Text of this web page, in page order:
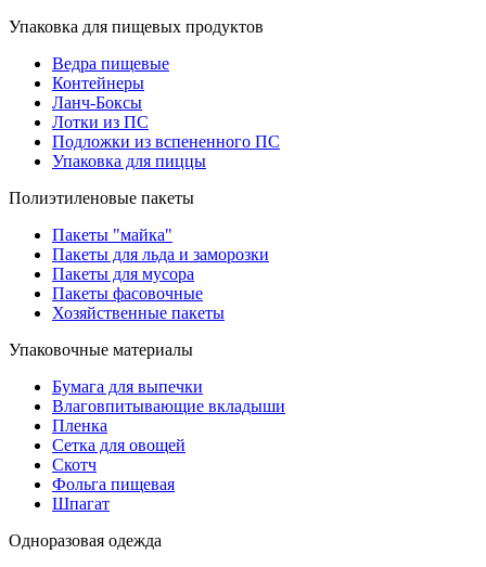
Упаковка для пищевых продуктов
Ведра пищевые
Контейнеры
Ланч-Боксы
Лотки из ПС
Подложки из вспененного ПС
Упаковка для пиццы
Полиэтиленовые пакеты
Пакеты "майка"
Пакеты для льда и заморозки
Пакеты для мусора
Пакеты фасовочные
Хозяйственные пакеты
Упаковочные материалы
Бумага для выпечки
Влаговпитывающие вкладыши
Пленка
Сетка для овощей
Скотч
Фольга пищевая
Шпагат
Одноразовая одежда